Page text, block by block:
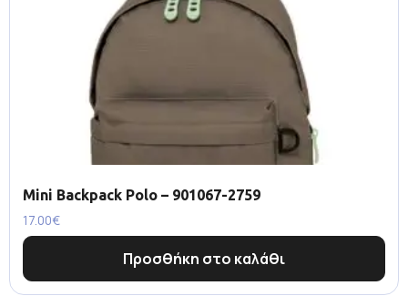
Mini Backpack Polo – 901067-2759
17.00€
Προσθήκη στο καλάθι